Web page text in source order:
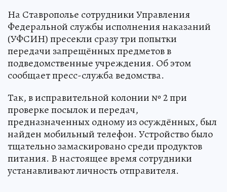
На Ставрополье сотрудники Управления
Федеральной службы исполнения наказаний
(УФСИН) пресекли сразу три попытки
передачи запрещённых предметов в
подведомственные учреждения. Об этом
сообщает пресс-служба ведомства.
Так, в исправительной колонии № 2 при
проверке посылок и передач,
предназначенных одному из осуждённых, был
найден мобильный телефон. Устройство было
тщательно замаскировано среди продуктов
питания. В настоящее время сотрудники
устанавливают личность отправителя.